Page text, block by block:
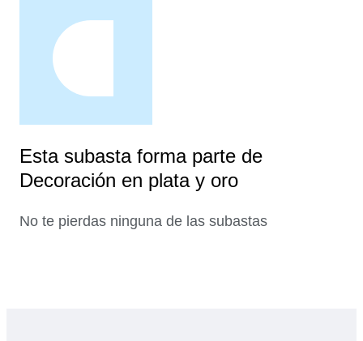
Esta subasta forma parte de
Decoración en plata y oro
No te pierdas ninguna de las subastas